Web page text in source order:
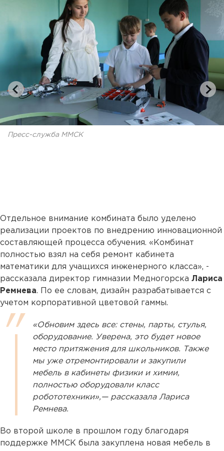
Пресс-служба ММСК
Отдельное внимание комбината было уделено
реализации проектов по внедрению инновационной
составляющей процесса обучения. «Комбинат
полностью взял на себя ремонт кабинета
математики для учащихся инженерного класса», -
рассказала директор гимназии Медногорска Лариса
Ремнева. По ее словам, дизайн разрабатывается с
учетом корпоративной цветовой гаммы.
«Обновим здесь все: стены, парты, стулья,
оборудование. Уверена, это будет новое
место притяжения для школьников. Также
мы уже отремонтировали и закупили
мебель в кабинеты физики и химии,
полностью оборудовали класс
робототехники»,— рассказала Лариса
Ремнева.
Во второй школе в прошлом году благодаря
поддержке ММСК была закуплена новая мебель в